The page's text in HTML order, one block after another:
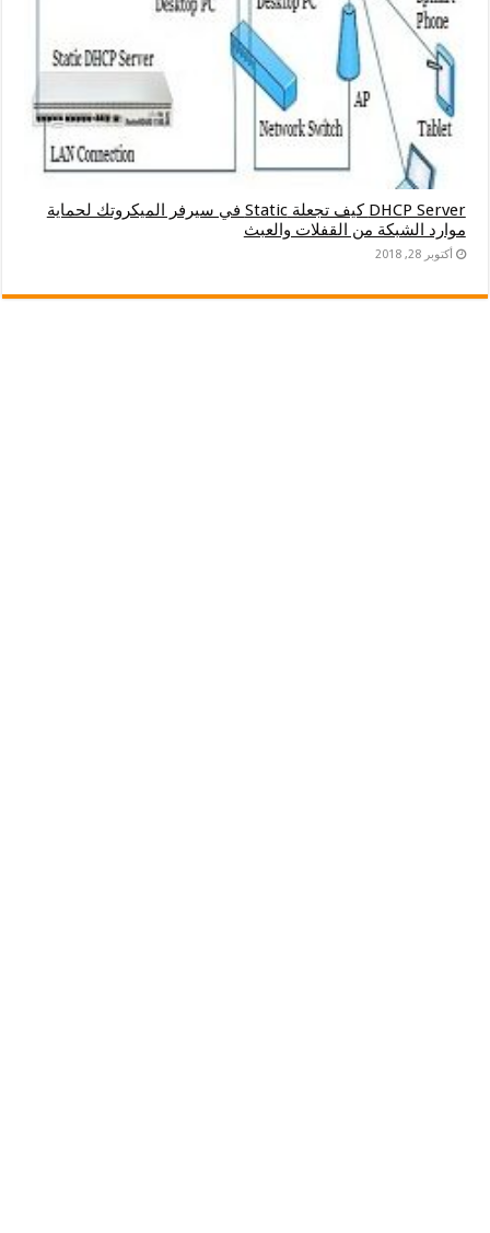
DHCP Server كيف تجعلة Static في سيرفر الميكروتك لحماية
موارد الشبكة من القفلات والعبث
أكتوبر 28, 2018